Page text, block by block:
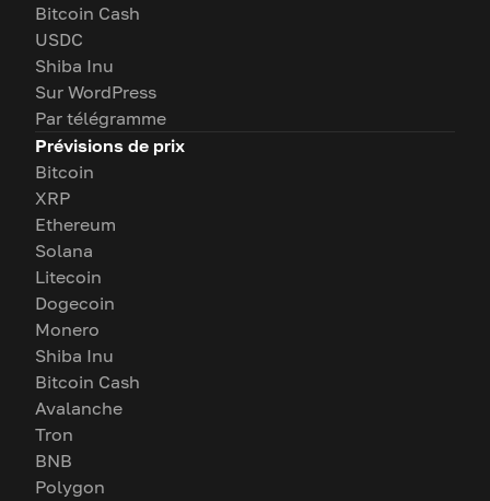
Bitcoin Cash
USDC
Shiba Inu
Sur WordPress
Par télégramme
Prévisions de prix
Bitcoin
XRP
Ethereum
Solana
Litecoin
Dogecoin
Monero
Shiba Inu
Bitcoin Cash
Avalanche
Tron
BNB
Polygon